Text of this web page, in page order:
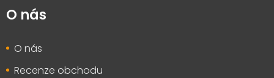
O nás
O nás
Recenze obchodu